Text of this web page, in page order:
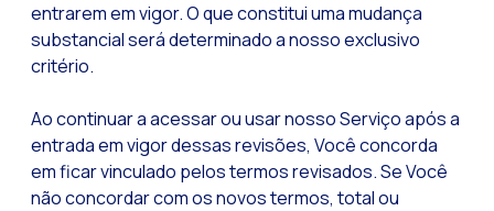
entrarem em vigor. O que constitui uma mudança
substancial será determinado a nosso exclusivo
critério.
Ao continuar a acessar ou usar nosso Serviço após a
entrada em vigor dessas revisões, Você concorda
em ficar vinculado pelos termos revisados. Se Você
não concordar com os novos termos, total ou